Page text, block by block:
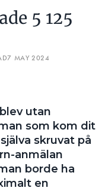
5 125
7 MAY 2024
utan
som kom dit
skruvat på
anmälan
borde ha
en